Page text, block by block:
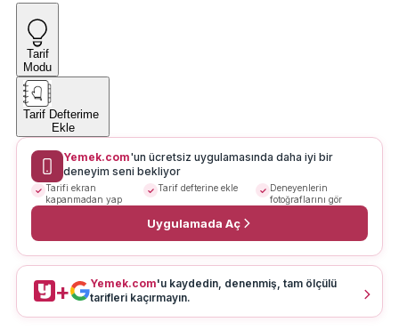
Tarif
Modu
Tarif Defterime
Ekle
Yemek.com'un ücretsiz uygulamasında daha iyi bir
deneyim seni bekliyor
Tarifi ekran
kapanmadan yap
Tarif defterine ekle
Deneyenlerin
fotoğraflarını gör
Uygulamada Aç
+ Yemek.com'u kaydedin, denenmiş, tam ölçülü
tarifleri kaçırmayın.